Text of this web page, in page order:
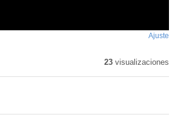
Ajuste
23visualizaciones